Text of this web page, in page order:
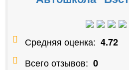
Средняя оценка: 4.72
Всего отзывов: 0